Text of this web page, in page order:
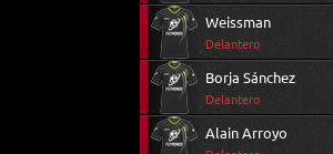
Weissman
Delantero
Borja Sánchez
Delantero
Alain Arroyo